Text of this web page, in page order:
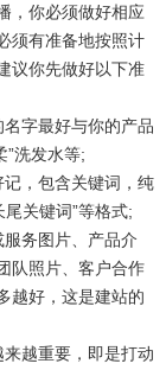
你必须做好相应
须有准备地按照计
议你先做好以下准
字最好与你的产品
”洗发水等;
，包含关键词，纯
关键词”等格式;
务图片、产品介
队照片、客户合作
越好，这是建站的
越重要，即是打动